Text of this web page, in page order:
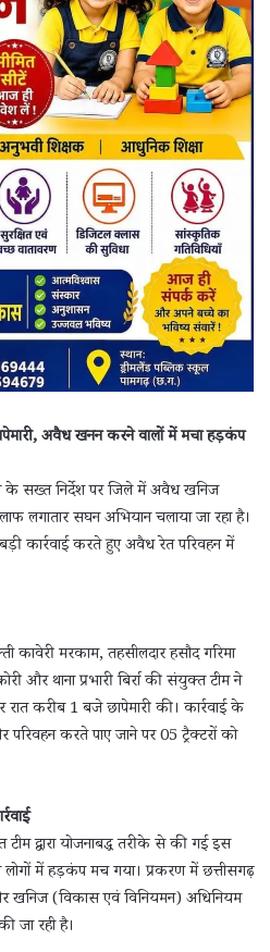
अवैध खनन करने वालों में मचा हड़कंप
सख्त निर्देश पर जिले में अवैध खनिज
लगातार सघन अभियान चलाया जा रहा है।
कार्रवाई करते हुए अवैध रेत परिवहन में
कावेरी मरकाम, तहसीलदार हसौद गरिमा
और थाना प्रभारी बिर्रा की संयुक्त टीम ने
रात करीब 1 बजे छापेमारी की। कार्रवाई के
करते पाए जाने पर 05 ट्रैक्टरों को
द्वारा योजनाबद्ध तरीके से की गई इस
लोगों में हड़कंप मच गया। प्रकरण में छत्तीसगढ़
(विकास एवं विनियमन) अधिनियम
जा रही है।